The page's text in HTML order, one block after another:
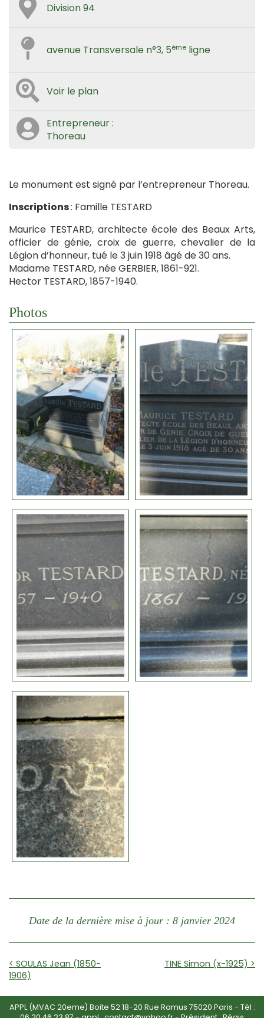
Division 94
avenue Transversale n°3, 5ème ligne
Voir le plan
Entrepreneur :
Thoreau
Le monument est signé par l’entrepreneur Thoreau.
Inscriptions: Famille TESTARD
Maurice TESTARD, architecte école des Beaux Arts,
officier de génie, croix de guerre, chevalier de la
Légion d’honneur, tué le 3 juin 1918 âgé de 30 ans.
Madame TESTARD, née GERBIER, 1861-921.
Hector TESTARD, 1857-1940.
Photos
Date de la dernière mise à jour : 8 janvier 2024
< SOULAS Jean (1850-
1906)
TINE Simon (x-1925) >
APPL (MVAC 20eme) Boite 52 18-20 Rue Ramus 75020 Paris - Tél :